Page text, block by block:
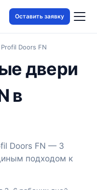
Оставить заявку
Doors FN
двери
в
Doors FN — 3
подходом к